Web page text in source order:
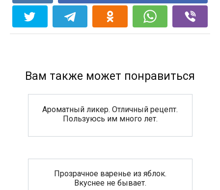
Вам также может понравиться
Ароматный ликер. Отличный рецепт.
Пользуюсь им много лет.
Прозрачное варенье из яблок.
Вкуснее не бывает.